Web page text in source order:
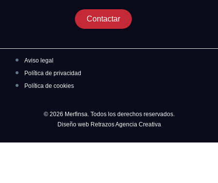
Contactar
Aviso legal
Política de privacidad
Política de cookies
© 2026 Merfinsa. Todos los derechos reservados.
Diseño web Retrazos Agencia Creativa